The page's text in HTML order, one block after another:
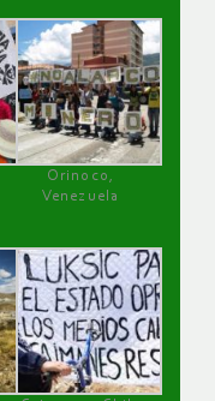
Orinoco,
Venezuela